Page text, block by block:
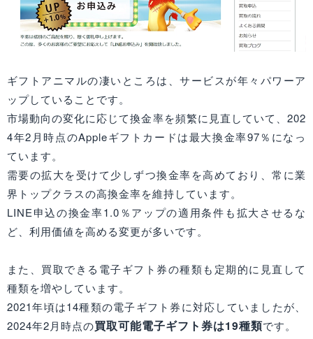
ギフトアニマルの凄いところは、サービスが年々パワーア
ップしていることです。
市場動向の変化に応じて換金率を頻繁に見直していて、202
4年2月時点のAppleギフトカードは最大換金率97％になっ
ています。
需要の拡大を受けて少しずつ換金率を高めており、常に業
界トップクラスの高換金率を維持しています。
LINE申込の換金率1.0％アップの適用条件も拡大させるな
ど、利用価値を高める変更が多いです。
また、買取できる電子ギフト券の種類も定期的に見直して
種類を増やしています。
2021年頃は14種類の電子ギフト券に対応していましたが、
2024年2月時点の買取可能電子ギフト券は19種類です。